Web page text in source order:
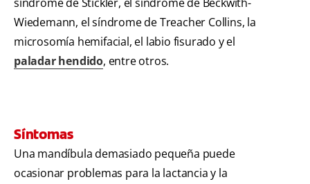
Wiedemann, el síndrome de Treacher Collins, la
microsomía hemifacial, el labio fisurado y el
paladar hendido, entre otros.
Síntomas
Una mandíbula demasiado pequeña puede
ocasionar problemas para la lactancia y la